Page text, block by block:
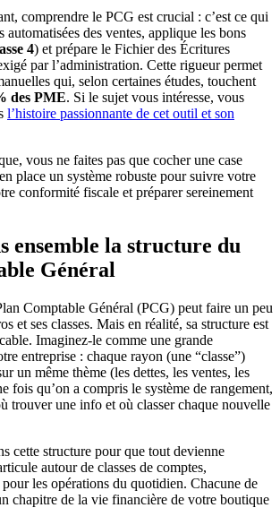
comprendre le PCG est crucial : c’est ce qui
automatisées des ventes, applique les bons
4) et prépare le Fichier des Écritures
par l’administration. Cette rigueur permet
qui, selon certaines études, touchent
des PME. Si le sujet vous intéresse, vous
l’histoire passionnante de cet outil et son
vous ne faites pas que cocher une case
place un système robuste pour suivre votre
conformité fiscale et préparer sereinement
ensemble la structure du
Général
Comptable Général (PCG) peut faire un peu
et ses classes. Mais en réalité, sa structure est
Imaginez-le comme une grande
entreprise : chaque rayon (une “classe”)
un même thème (les dettes, les ventes, les
fois qu’on a compris le système de rangement,
trouver une info et où classer chaque nouvelle
cette structure pour que tout devienne
autour de classes de comptes,
les opérations du quotidien. Chacune de
chapitre de la vie financière de votre boutique